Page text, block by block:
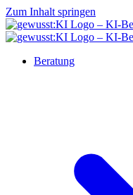
Zum Inhalt springen
Beratung